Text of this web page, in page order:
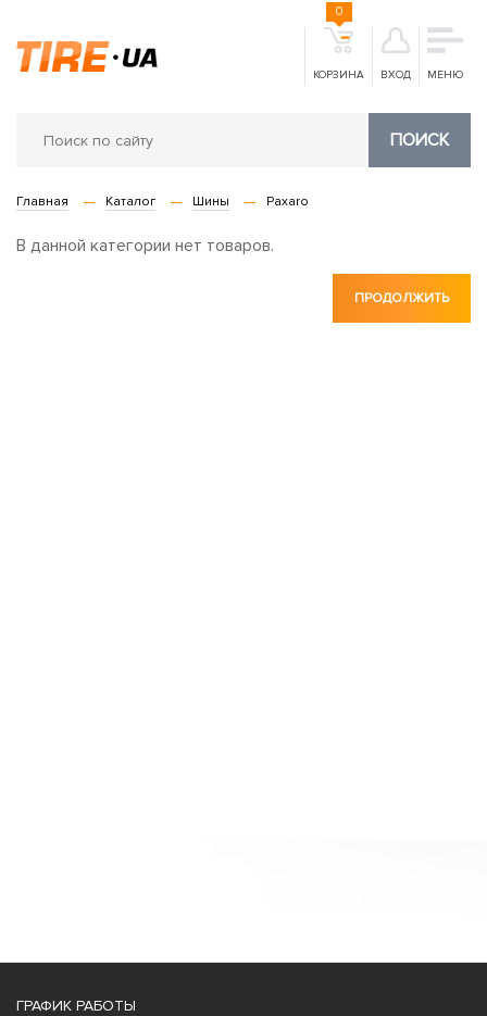
КОРЗИНА
0
ВХОД МЕНЮ
ПОИСК
Главная Каталог Шины Paxaro
В данной категории нет товаров.
ПРОДОЛЖИТЬ
ГРАФИК РАБОТЫ